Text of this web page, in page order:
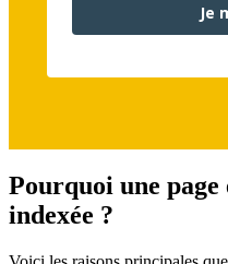
Je
Pourquoi une page
indexée ?